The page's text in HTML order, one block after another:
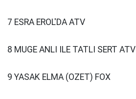
7 ESRA EROL'DA ATV
8 MUGE ANLI ILE TATLI SERT ATV
9 YASAK ELMA (OZET) FOX